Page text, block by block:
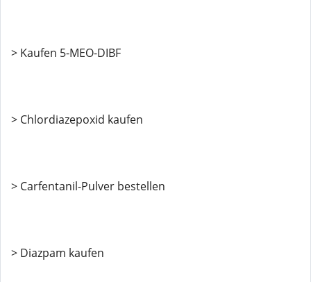
> Kaufen 5-MEO-DIBF
> Chlordiazepoxid kaufen
> Carfentanil-Pulver bestellen
> Diazpam kaufen